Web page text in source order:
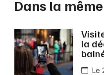
Dans la
la
Le